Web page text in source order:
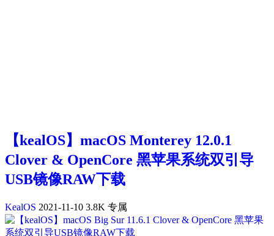
【kealOS】macOS Monterey 12.0.1
Clover & OpenCore 黑苹果系统双引导
USB镜像RAW下载
KealOS 2021-11-10 3.8K 专属